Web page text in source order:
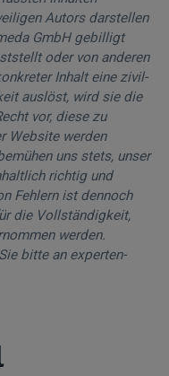
Autors darstellen
GmbH gebilligt
oder von anderen
Inhalt eine zivil-
auslöst, wird sie die
vor, diese zu
Website werden
uns stets, unser
richtig und
Fehlern ist dennoch
die Vollständigkeit,
werden.
bitte an experten-